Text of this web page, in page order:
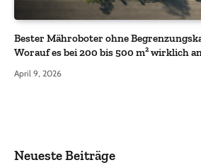
Bester Mähroboter ohne
Worauf es bei 200 bis 500 m² wirklich
April 9, 2026
Neueste Beiträge